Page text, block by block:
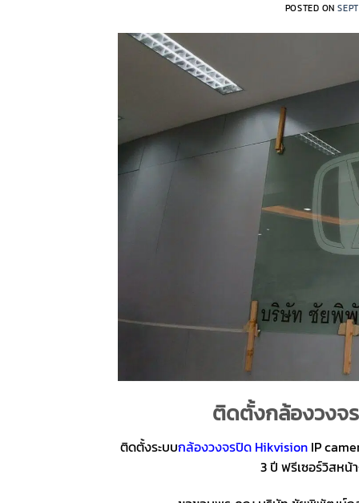
POSTED ON
ติดตั้งกล้องวงจ
ติดตั้งระบบกล้องวงจรปิด Hikvision IP
3 ปี ฟรีเซอร์วิสหน้